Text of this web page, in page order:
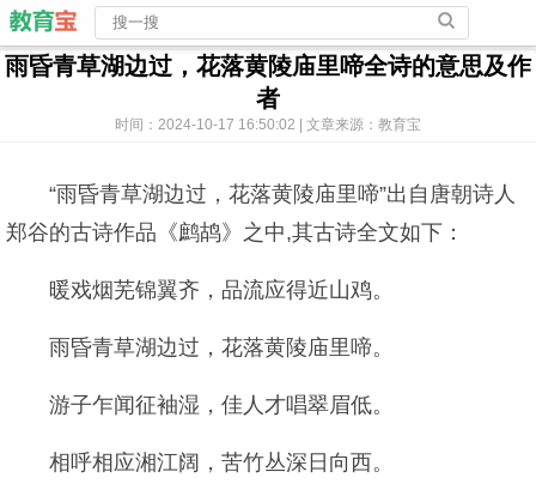
雨昏青草湖边过，花落黄陵庙里啼全诗的意思及作
者
时间：2024-10-17 16:50:02 | 文章来源：教育宝
“雨昏青草湖边过，花落黄陵庙里啼”出自唐朝诗人
郑谷的古诗作品《鹧鸪》之中,其古诗全文如下：
暖戏烟芜锦翼齐，品流应得近山鸡。
雨昏青草湖边过，花落黄陵庙里啼。
游子乍闻征袖湿，佳人才唱翠眉低。
相呼相应湘江阔，苦竹丛深日向西。